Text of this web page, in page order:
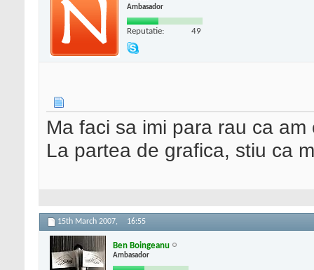
Ambasador
Reputatie: 49
Ma faci sa imi para rau ca
La partea de grafica, stiu ca
15th March 2007, 16:55
Ben Boingeanu
Ambasador